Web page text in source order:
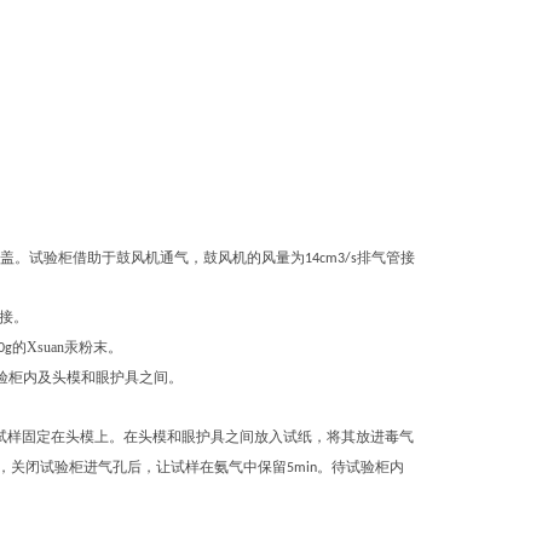
。试验柜借助于鼓风机通气，鼓风机的风量为14cm3/s排气管接
。
的Xsuan汞粉末。
内及头模和眼护具之间。
固定在头模上。在头模和眼护具之间放入试纸 ， 将其放进毒气
关闭试验柜进气孔后 ， 让试样在氨气中保留5min。待试验柜内